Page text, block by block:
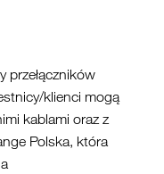
przełączników
klienci mogą
kablami oraz z
Polska, która